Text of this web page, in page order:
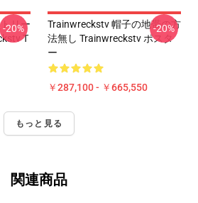
リー
T
-20%
Trainwreckstv 帽子の地帯の方
法無し Trainwreckstv ポスタ
ー
￥287,100 - ￥665,550
-20%
もっと見る
関連商品